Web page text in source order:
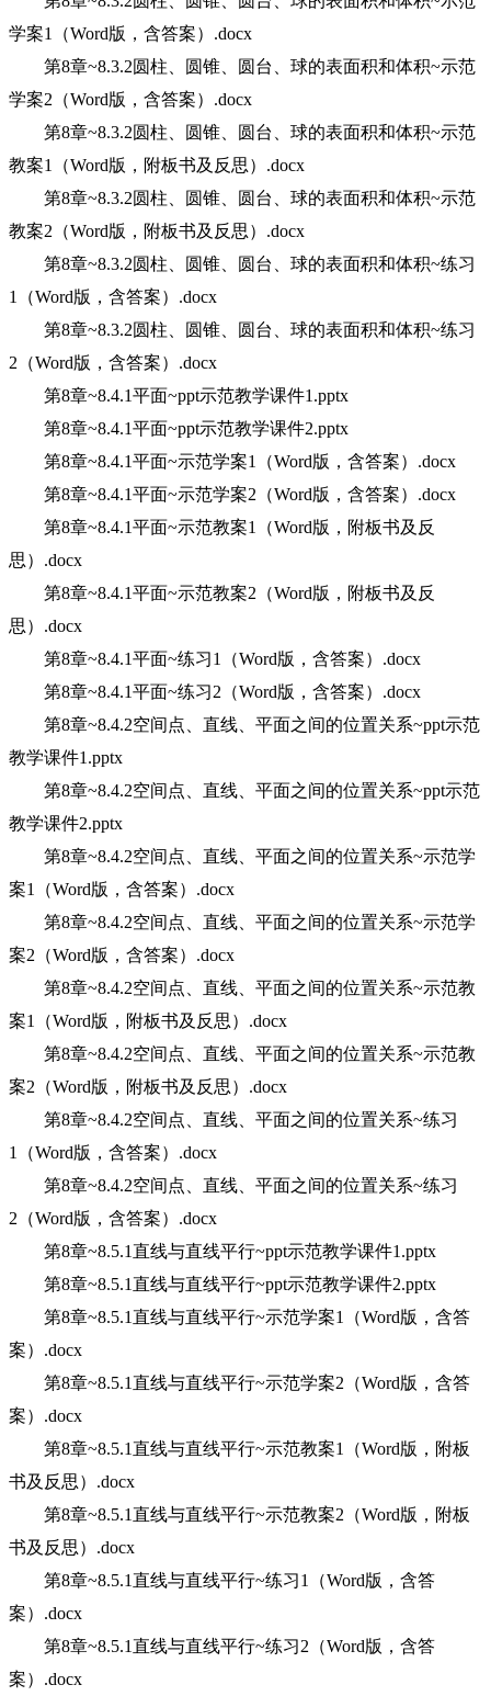
学案1（Word版，含答案）.docx
第8章~8.3.2圆柱、圆锥、圆台、球的表面积和体积~示范
学案2（Word版，含答案）.docx
第8章~8.3.2圆柱、圆锥、圆台、球的表面积和体积~示范
教案1（Word版，附板书及反思）.docx
第8章~8.3.2圆柱、圆锥、圆台、球的表面积和体积~示范
教案2（Word版，附板书及反思）.docx
第8章~8.3.2圆柱、圆锥、圆台、球的表面积和体积~练习
1（Word版，含答案）.docx
第8章~8.3.2圆柱、圆锥、圆台、球的表面积和体积~练习
2（Word版，含答案）.docx
第8章~8.4.1平面~ppt示范教学课件1.pptx
第8章~8.4.1平面~ppt示范教学课件2.pptx
第8章~8.4.1平面~示范学案1（Word版，含答案）.docx
第8章~8.4.1平面~示范学案2（Word版，含答案）.docx
第8章~8.4.1平面~示范教案1（Word版，附板书及反
思）.docx
第8章~8.4.1平面~示范教案2（Word版，附板书及反
思）.docx
第8章~8.4.1平面~练习1（Word版，含答案）.docx
第8章~8.4.1平面~练习2（Word版，含答案）.docx
第8章~8.4.2空间点、直线、平面之间的位置关系~ppt示范
教学课件1.pptx
第8章~8.4.2空间点、直线、平面之间的位置关系~ppt示范
教学课件2.pptx
第8章~8.4.2空间点、直线、平面之间的位置关系~示范学
案1（Word版，含答案）.docx
第8章~8.4.2空间点、直线、平面之间的位置关系~示范学
案2（Word版，含答案）.docx
第8章~8.4.2空间点、直线、平面之间的位置关系~示范教
案1（Word版，附板书及反思）.docx
第8章~8.4.2空间点、直线、平面之间的位置关系~示范教
案2（Word版，附板书及反思）.docx
第8章~8.4.2空间点、直线、平面之间的位置关系~练习
1（Word版，含答案）.docx
第8章~8.4.2空间点、直线、平面之间的位置关系~练习
2（Word版，含答案）.docx
第8章~8.5.1直线与直线平行~ppt示范教学课件1.pptx
第8章~8.5.1直线与直线平行~ppt示范教学课件2.pptx
第8章~8.5.1直线与直线平行~示范学案1（Word版，含答
案）.docx
第8章~8.5.1直线与直线平行~示范学案2（Word版，含答
案）.docx
第8章~8.5.1直线与直线平行~示范教案1（Word版，附板
书及反思）.docx
第8章~8.5.1直线与直线平行~示范教案2（Word版，附板
书及反思）.docx
第8章~8.5.1直线与直线平行~练习1（Word版，含答
案）.docx
第8章~8.5.1直线与直线平行~练习2（Word版，含答
案）.docx